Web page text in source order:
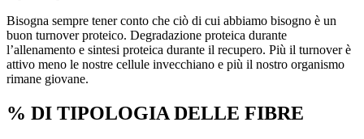
Bisogna sempre tener conto che ciò di cui abbiamo bisogno è un
buon turnover proteico. Degradazione proteica durante
l’allenamento e sintesi proteica durante il recupero. Più il turnover è
attivo meno le nostre cellule invecchiano e più il nostro organismo
rimane giovane.
% DI TIPOLOGIA DELLE FIBRE